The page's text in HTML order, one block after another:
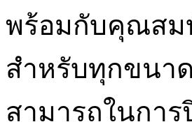
พร้อมกับคุณสม
สำหรับทุกขนา
สามารถในกา